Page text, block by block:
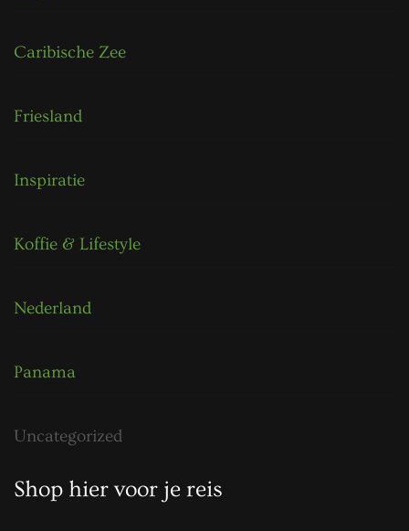
Caribische Zee
Friesland
Inspiratie
Koffie & Lifestyle
Nederland
Panama
Uncategorized
Shop hier voor je reis